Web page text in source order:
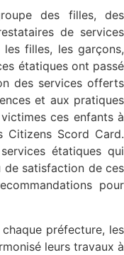
des filles, des
de services
filles, les garçons,
étatiques ont passé
des services offerts
et aux pratiques
ces enfants à
Citizens Scord Card.
étatiques qui
satisfaction de ces
pour
préfecture, les
leurs travaux à